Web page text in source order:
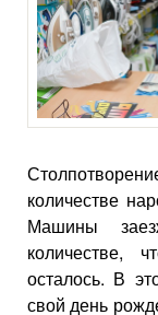
количестве
Машины
количестве,
осталось. В
свой день